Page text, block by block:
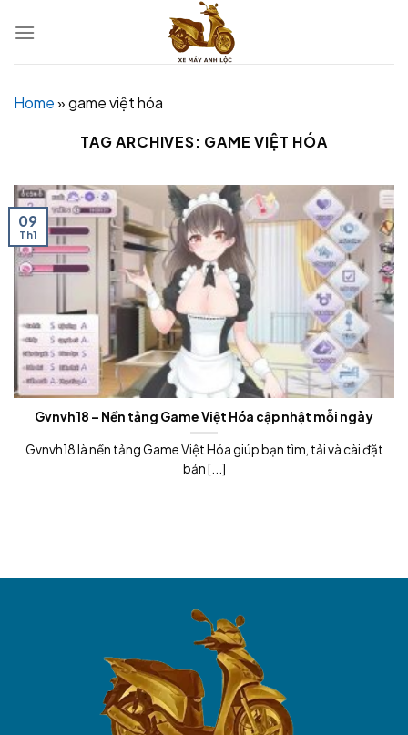
Home»game việt hóa
TAG ARCHIVES: GAME VIỆT HÓA
Gvnvh18 – Nền tảng Game Việt Hóa cập nhật mỗi ngày
Gvnvh18 là nền tảng Game Việt Hóa giúp bạn tìm, tải và cài đặt
bản [...]
09
Th1